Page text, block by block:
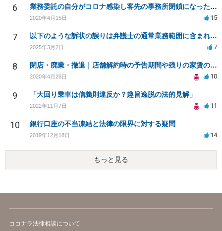
6 業務委託の自分がコロナ感染し客先の事務所閉鎖になったら損害賠償請求されますか？
2020年4月15日 15
7 以下のような訴状の誤りは弁護士の通常業務範囲に含まれるか？
2025年3月2日 7
8 閉店・廃業・撤退｜店舗解約時の予告期間や残りの家賃の支払い（編集部投稿）
2020年4月28日 10
9 「大回り乗車は信義則違反か？趣旨逸脱の法的見解」
2022年11月7日 11
10 銀行口座の不当凍結と法律の限界に対する疑問
2019年12月18日 14
もっと見る
ココナラ法律相談について